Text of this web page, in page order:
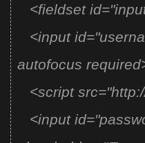
padding: 30px;
position:
top: 50%;
left: 50%;
z-index: 0;
<fieldset
<input
autofocus
<script
<input